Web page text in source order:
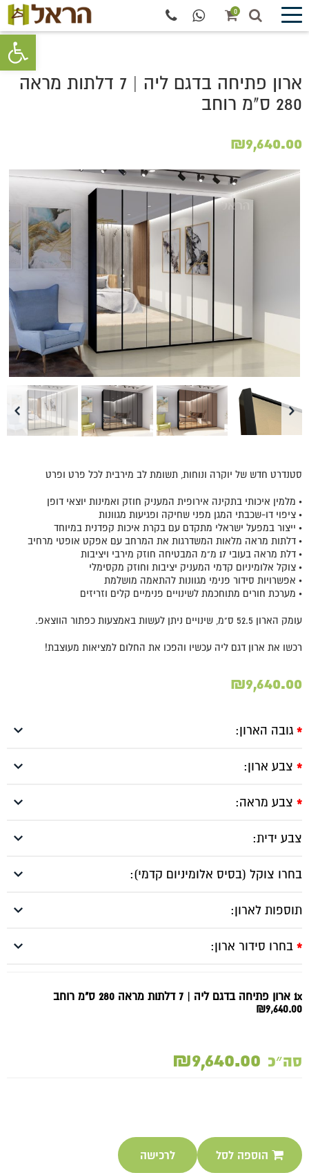
פתח
0
סטנדרט חדש של יוקרה ונוחות, תשומת לב מירבית לכל פרט ופרט
• מלמין איכותי בתקינה אירופית המעניק חוזק ואמינות יוצאי דופן
• ציפוי דו-שכבתי המגן מפני שחיקה ופגיעות מגוונות
• ייצור במפעל ישראלי מתקדם עם בקרת איכות קפדנית במיוחד
• דלתות מראה מלאות המשדרגות את המרחב עם אפקט אופטי מרחיב
• דלת מראה בעובי 17 מ"מ המבטיחה חוזק מירבי ויציבות
• צוקל אלומיניום קדמי המעניק יציבות וחוזק מקסימלי
• אפשרויות סידור פנימי מגוונות להתאמה מושלמת
• מערכת חורים מתוחכמת לשינויים פנימיים קלים וזריזים
עומק הארון 52.5 ס"מ, שינויים ניתן לעשות באמצעות כפתור הווצאפ.
רכשו את ארון דגם ליה עכשיו והפכו את החלום למציאות מעוצבת!
₪9,640.00
* גובה הארון:
* צבע ארון:
* צבע מראה:
צבע ידית:
בחרו צוקל (בסיס אלומיניום קדמי):
תוספות לארון:
* בחרו סידור ארון:
1x ארון פתיחה בדגם ליה | 7 דלתות מראה 280 ס"מ רוחב
₪9,640.00
סה״כ ₪9,640.00
הוספה לסל לרכישה
ארון פתיחה בדגם ליה | 7 דלתות מראה
280 ס"מ רוחב
₪9,640.00